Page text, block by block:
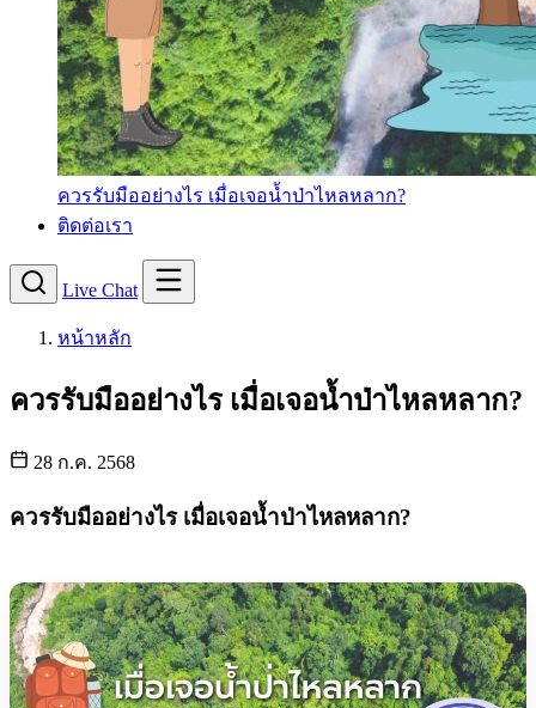
ควรรับมืออย่างไร เมื่อเจอน้ำป่าไหลหลาก?
ติดต่อเรา
Live Chat
หน้าหลัก
ควรรับมืออย่างไร เมื่อเจอน้ำป่าไหลหลาก?
28 ก.ค. 2568
ควรรับมืออย่างไร เมื่อเจอน้ำป่าไหลหลาก?